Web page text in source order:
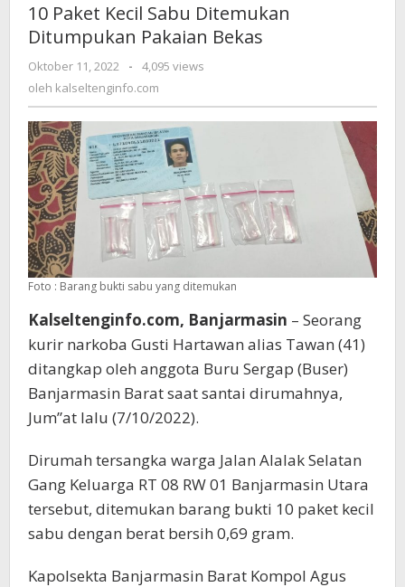
Sabu
Ditemukan
Ditumpukan
Pakaian
Bekas
10 Paket Kecil Sabu Ditemukan
Ditumpukan Pakaian Bekas
Oktober 11, 2022
oleh
kalseltenginfo.com
-
4,095 views
oleh kalseltenginfo.com
Foto : Barang bukti sabu yang ditemukan
Kalseltenginfo.com, Banjarmasin – Seorang
kurir narkoba Gusti Hartawan alias Tawan (41)
ditangkap oleh anggota Buru Sergap (Buser)
Banjarmasin Barat saat santai dirumahnya,
Jum”at lalu (7/10/2022).
Dirumah tersangka warga Jalan Alalak Selatan
Gang Keluarga RT 08 RW 01 Banjarmasin Utara
tersebut, ditemukan barang bukti 10 paket kecil
sabu dengan berat bersih 0,69 gram.
Kapolsekta Banjarmasin Barat Kompol Agus